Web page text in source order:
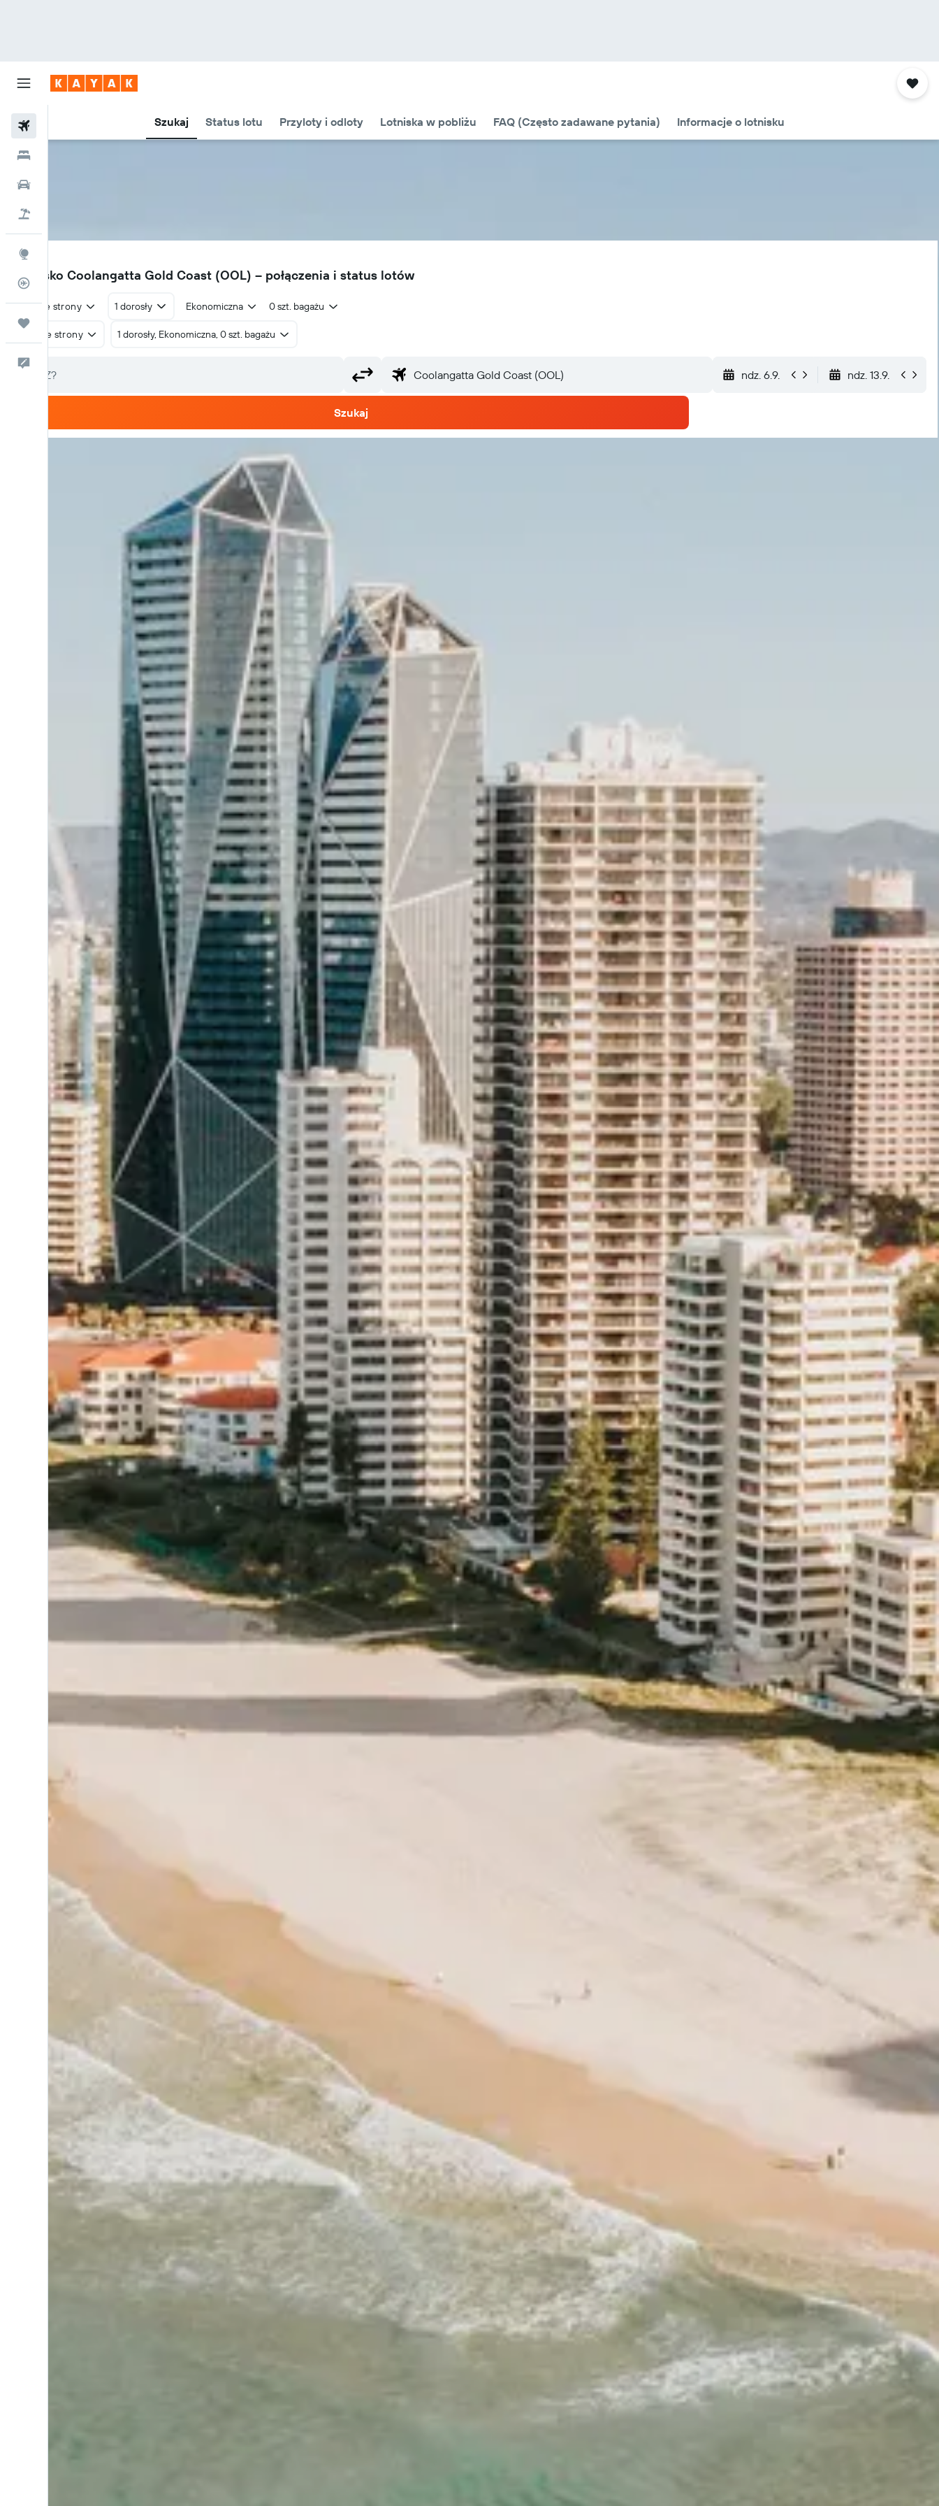
Szukaj Status lotu Przyloty i odloty Lotniska w pobliżu FAQ (Często zadawane pytania) Informacje o lotnisku
Status lotu
OOL
Lotnisko Coolangatta Gold Coast (OOL) – połączenia i status lotów
W obie strony 1 dorosły Ekonomiczna 0 szt. bagażu
W obie strony 1 dorosły, Ekonomiczna, 0 szt. bagażu
ndz. 6.9. ndz. 13.9.
Szukaj